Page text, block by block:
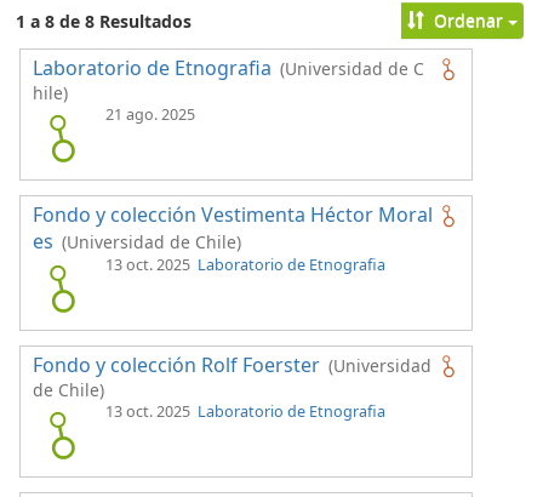
1 a 8 de 8 Resultados Ordenar
Laboratorio de Etnografia (Universidad de C
hile)
21 ago. 2025
Fondo y colección Vestimenta Héctor Moral
es (Universidad de Chile)
13 oct. 2025 Laboratorio de Etnografia
Fondo y colección Rolf Foerster (Universidad
de Chile)
13 oct. 2025 Laboratorio de Etnografia